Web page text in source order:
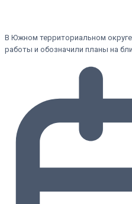
В Южном территориальном
работы и обозначили планы на